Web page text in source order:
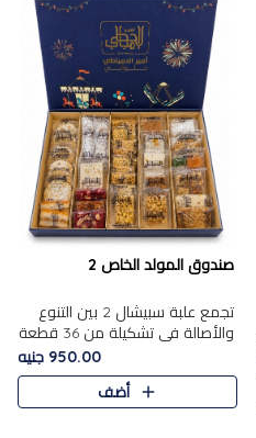
صندوق المولد الخاص 2
تجمع علبة سبيشال 2 بين التنوع
والأصالة في تشكيلة من 36 قطعة
تضم أشهر حلويات المولد الشرقية.
تحتوي العلبة على الجزرية بالفول،
والجزرية بالبن..
950.00 جنيه
أضف